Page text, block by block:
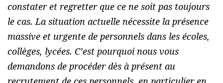
constater et regretter que ce ne soit pas toujours
le cas. La situation actuelle nécessite la présence
massive et urgente de personnels dans les écoles,
collèges, lycées. C’est pourquoi nous vous
demandons de procéder dès à présent au